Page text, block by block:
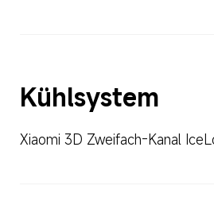
Kühlsystem
Xiaomi 3D Zweifach-Kanal